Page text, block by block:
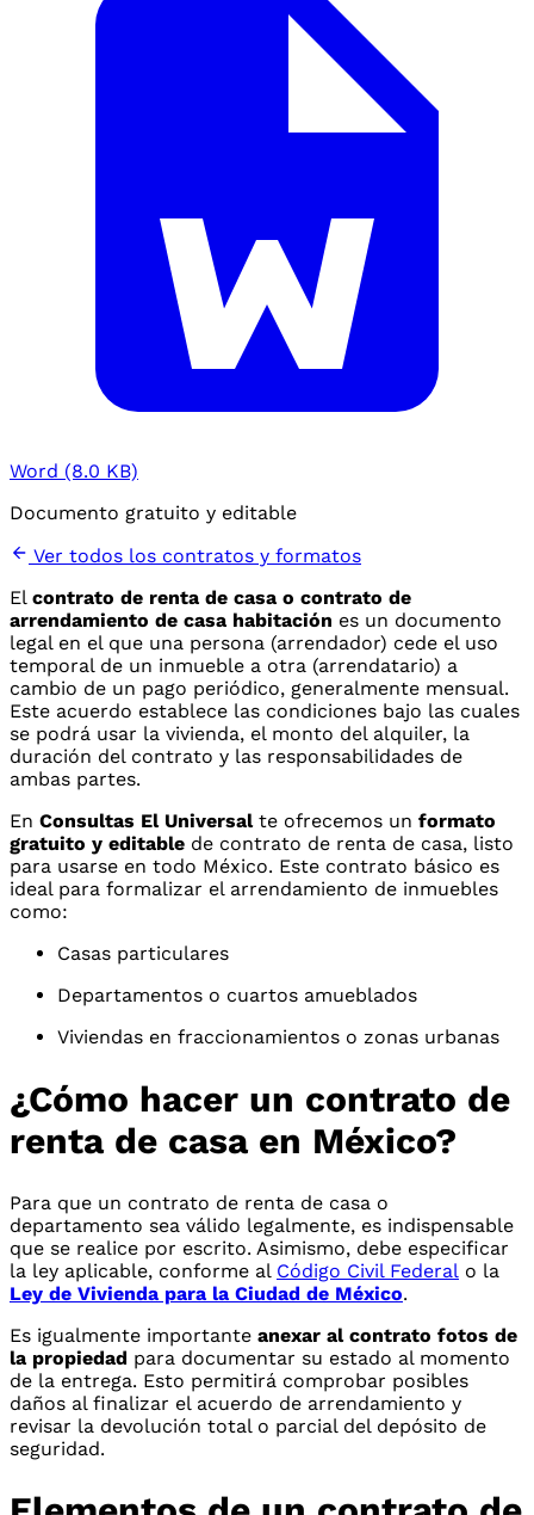
Word (8.0 KB)
Documento gratuito y editable
Ver todos los contratos y formatos
El contrato de renta de casa o contrato de
arrendamiento de casa habitación es un documento
legal en el que una persona (arrendador) cede el uso
temporal de un inmueble a otra (arrendatario) a
cambio de un pago periódico, generalmente mensual.
Este acuerdo establece las condiciones bajo las cuales
se podrá usar la vivienda, el monto del alquiler, la
duración del contrato y las responsabilidades de
ambas partes.
En Consultas El Universalte ofrecemos un formato
gratuito y editable de contrato de renta de casa, listo
para usarse en todo México. Este contrato básico es
ideal para formalizar el arrendamiento de inmuebles
como:
Casas particulares
Departamentos o cuartos amueblados
Viviendas en fraccionamientos o zonas urbanas
¿Cómo hacer un contrato de
renta de casa en México?
Para que un contrato de renta de casa o
departamento sea válido legalmente, es indispensable
que se realice por escrito. Asimismo, debe especificar
la ley aplicable, conforme al Código Civil Federal o la
Ley de Vivienda para la Ciudad de México.
Es igualmente importante anexar al contrato fotos de
la propiedad para documentar su estado al momento
de la entrega. Esto permitirá comprobar posibles
daños al finalizar el acuerdo de arrendamiento y
revisar la devolución total o parcial del depósito de
seguridad.